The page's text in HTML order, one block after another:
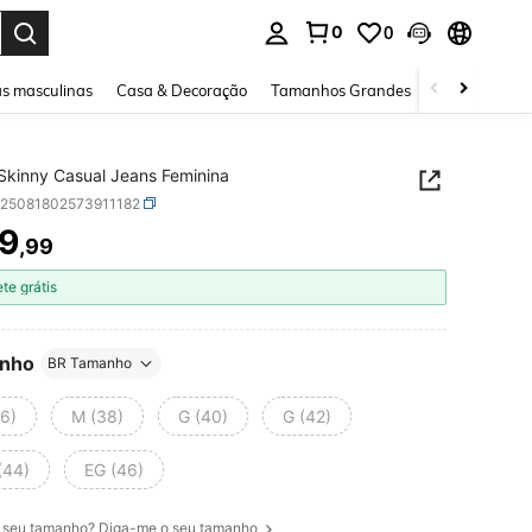
0 0
masculinas Casa & Decoração Tamanhos Grandes Joias e
Calça Skinny Casual Jeans Feminina
AND AVAILABILITY
,99
grátis
BR Tamanho
M (38) G (40) G (42)
EG (46)
seu tamanho? Diga-me o seu tamanho